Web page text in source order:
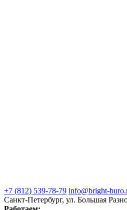
+7 (812) 539-78-79 info@bright-
Санкт-Петербург, ул. Большая